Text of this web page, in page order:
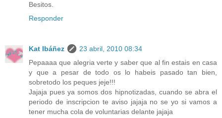
Besitos.
Responder
Kat Ibáñez
23 abril, 2010 08:34
Pepaaaa que alegria verte y saber que al fin estais en casa
y que a pesar de todo os lo habeis pasado tan bien,
sobretodo los peques jeje!!!
Jajaja pues ya somos dos hipnotizadas, cuando se abra el
periodo de inscripcion te aviso jajaja no se yo si vamos a
tener mucha cola de voluntarias delante jajaja